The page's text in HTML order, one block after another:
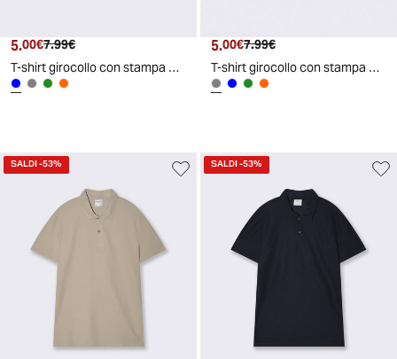
Prezzo attuale
5.00€ Prezzo originale
7.99€
T-shirt girocollo con stampa PUF - Avion
Prezzo attuale
5.00€ Prezzo originale
7.99€
T-shirt girocollo con stampa PUF - Grigio stone
SALDI-53% SALDI-53%